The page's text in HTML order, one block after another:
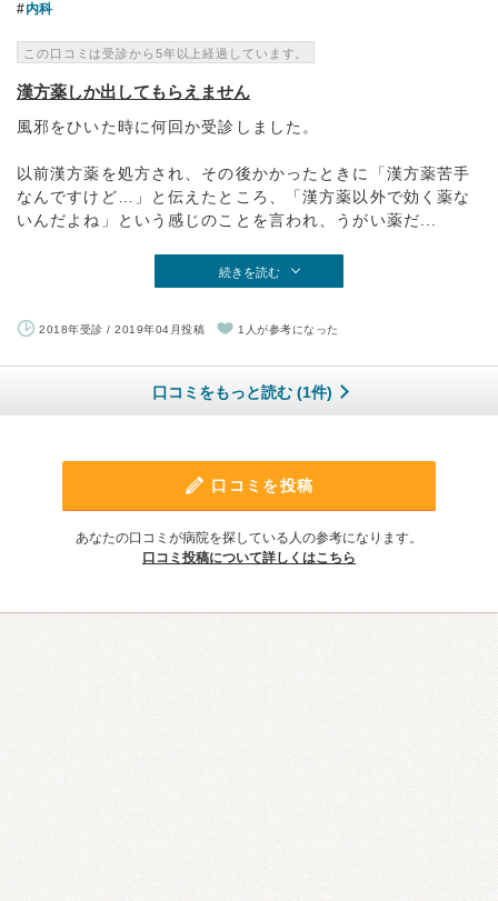
内科
この口コミは受診から5年以上経過しています。
漢方薬しか出してもらえません
風邪をひいた時に何回か受診しました。
以前漢方薬を処方され、その後かかったときに「漢方薬苦手
なんですけど…」と伝えたところ、「漢方薬以外で効く薬な
いんだよね」という感じのことを言われ、うがい薬だ...
続きを読む
2018年受診 / 2019年04月投稿 1人が参考になった
口コミをもっと読む (1件)
口コミを投稿
あなたの口コミが病院を探している人の参考になります。
口コミ投稿について詳しくはこちら